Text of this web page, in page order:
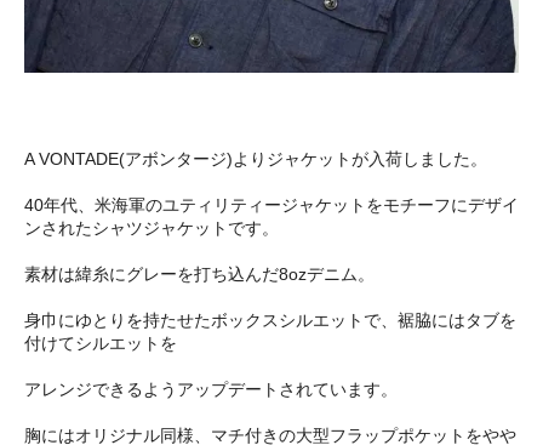
A VONTADE(アボンタージ)よりジャケットが入荷しました。
40年代、米海軍のユティリティージャケットをモチーフにデザイ
ンされたシャツジャケットです。
素材は緯糸にグレーを打ち込んだ8ozデニム。
身巾にゆとりを持たせたボックスシルエットで、裾脇にはタブを
付けてシルエットを
アレンジできるようアップデートされています。
胸にはオリジナル同様、マチ付きの大型フラップポケットをやや